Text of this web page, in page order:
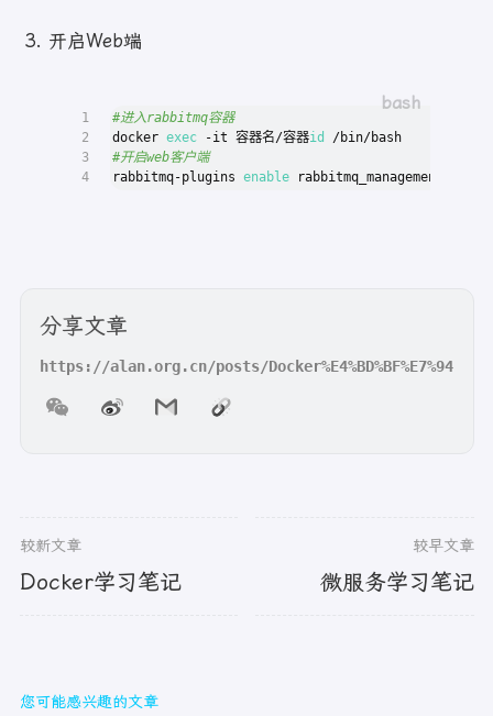
开启Web端
1
2
3
4
#进入rabbitmq容器
docker exec -it 容器名/容器id
/bin/bash
#开启web客户端
rabbitmq-plugins enable rabbitmq_management
分享文章
较新文章
Docker学习笔记
较早文章
微服务学习笔记
您可能感兴趣的文章